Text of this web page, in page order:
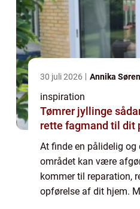
30 juli 2026 Annika
inspiration
Tømrer jyllinge sådan vælger du den
rette fagmand til dit
At finde en pålidelig og
området kan være
kommer til reparation,
opførelse af dit hjem.